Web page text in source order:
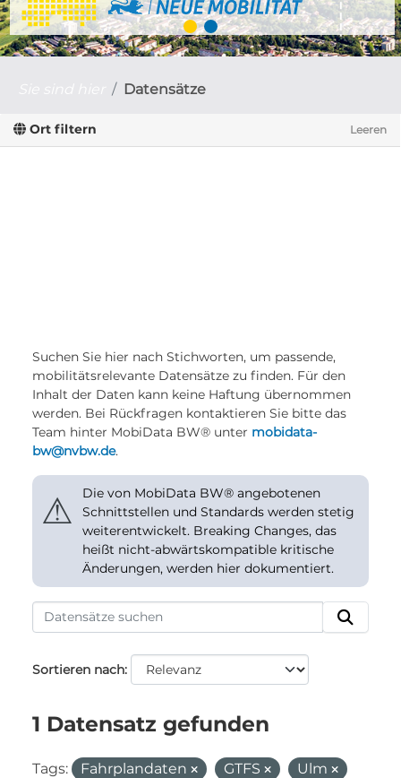
Datensätze
Ort filtern Leeren
Suchen Sie hier nach Stichworten, um passende,
mobilitätsrelevante Datensätze zu finden. Für den
Inhalt der Daten kann keine Haftung übernommen
werden. Bei Rückfragen kontaktieren Sie bitte das
Team hinter MobiData BW® unter mobidata-
bw@nvbw.de.
⚠
Die von MobiData BW® angebotenen
Schnittstellen und Standards werden stetig
weiterentwickelt. Breaking Changes, das
heißt nicht-abwärtskompatible kritische
Änderungen, werden hier dokumentiert.
Sortieren nach
1 Datensatz gefunden
Tags: Fahrplandaten GTFS
Ulm